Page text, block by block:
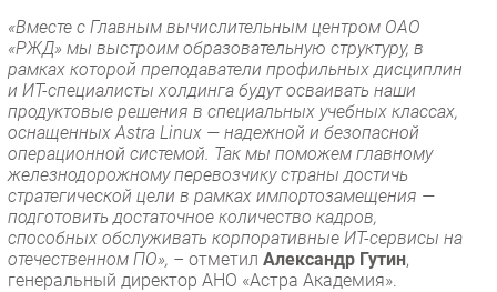
«Вместе с Главным вычислительным центром ОАО
«РЖД» мы выстроим образовательную структуру, в
рамках которой преподаватели профильных дисциплин
и ИТ-специалисты холдинга будут осваивать наши
продуктовые решения в специальных учебных классах,
оснащенных Astra Linux — надежной и безопасной
операционной системой. Так мы поможем главному
железнодорожному перевозчику страны достичь
стратегической цели в рамках импортозамещения —
подготовить достаточное количество кадров,
способных обслуживать корпоративные ИТ-сервисы на
отечественном ПО», – отметил Александр Гутин,
генеральный директор АНО «Астра Академия».